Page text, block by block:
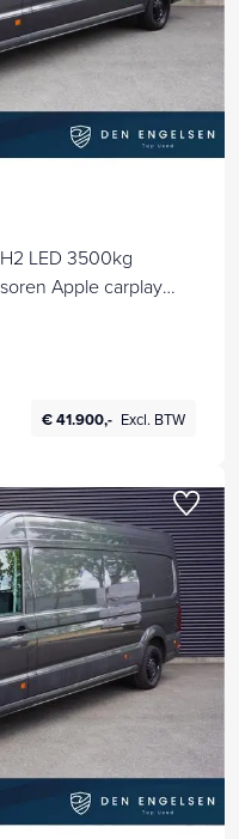
LED 3500kg
Apple carplay
€ 41.900,- Excl. BTW